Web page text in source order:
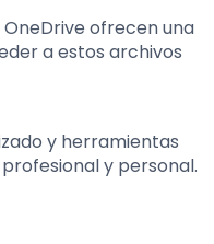
ofrecen una
a estos archivos
y herramientas
y personal.